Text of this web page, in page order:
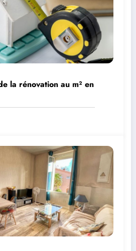
la rénovation au m² en